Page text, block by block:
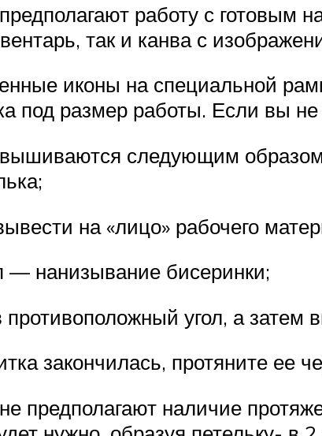
работу с готовым
так и канва с
иконы на специальной
под размер работы. Если вы
следующим образом:
на «лицо» рабочего
нанизывание бисеринки;
противоположный угол, а
закончилась, протяните ее
предполагают наличие